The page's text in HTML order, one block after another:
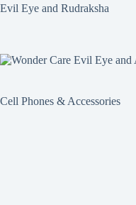
Evil Eye and Rudraksha
Cell Phones & Accessories